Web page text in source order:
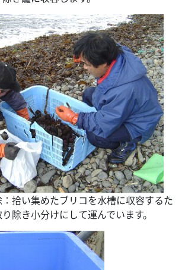
拾い集めたブリコを水槽に収容するた
除き小分けにして運んでいます。